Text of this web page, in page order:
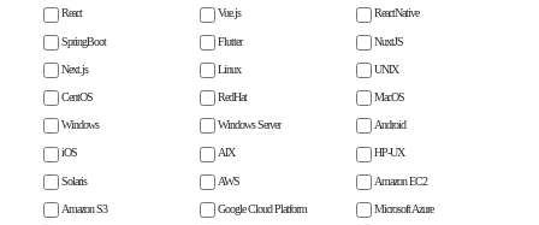
React Vue.js ReactNative
SpringBoot Flutter NuxtJS
Next.js Linux UNIX
CentOS RedHat MacOS
Windows Windows Server Android
iOS AIX HP-UX
Solaris AWS Amazon EC2
Amazon S3 Google Cloud Platform Microsoft Azure